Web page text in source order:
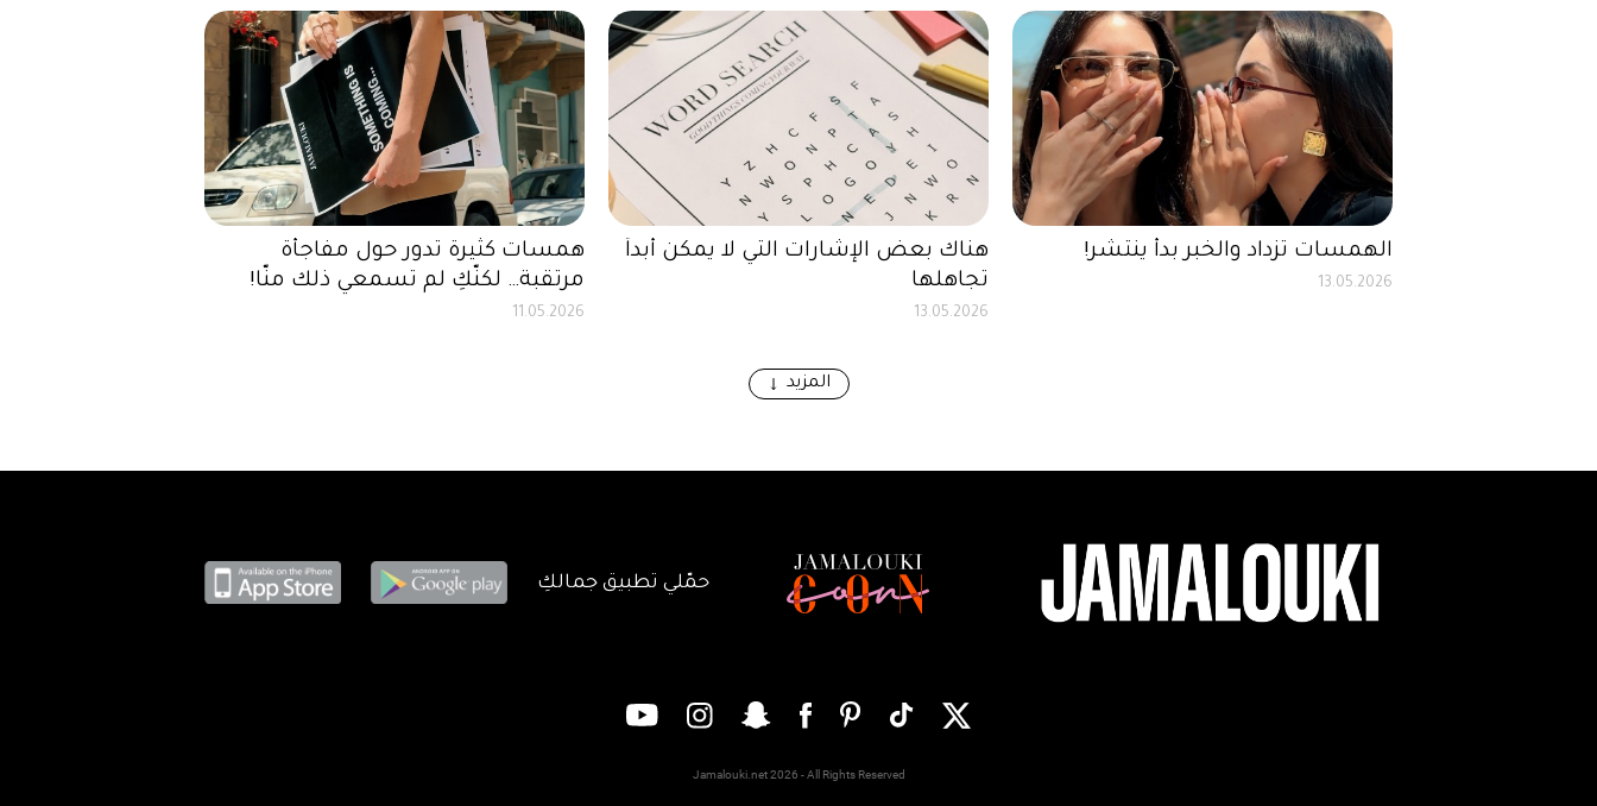
الهمسات تزداد والخبر بدأ ينتشر!
13.05.2026
هناك بعض الإشارات التي لا يمكن أبداً
تجاهلها
13.05.2026
همسات كثيرة تدور حول مفاجأة
مرتقبة… لكنّكِ لم تسمعي ذلك منّا!
11.05.2026
المزيد
حمّلي تطبيق جمالكِ
Jamalouki.net 2026 - All Rights Reserved